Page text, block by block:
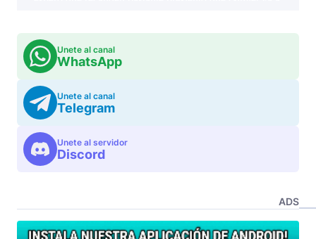
Unete al canal
WhatsApp
Unete al canal
Telegram
Unete al servidor
Discord
ADS